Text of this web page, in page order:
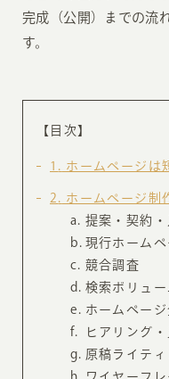
完成（公開）までの流
す。
【目次】
1 ホームページは
2
ホームページ制
提案・契約・
現行ホーム
競合調査
検索ボリュ
ホームペー
ヒアリング
原稿ライティ
ワイヤーフ